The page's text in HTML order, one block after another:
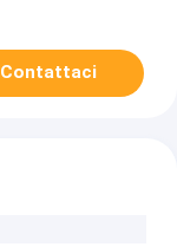
Contattaci